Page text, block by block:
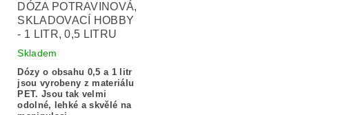
DÓZA POTRAVINOVÁ,
SKLADOVACÍ HOBBY
- 1 LITR, 0,5 LITRU
Skladem
Dózy o obsahu 0,5 a 1 litr
jsou vyrobeny z materiálu
PET. Jsou tak velmi
odolné, lehké a skvělé na